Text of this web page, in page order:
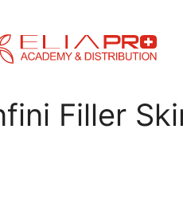
Filler